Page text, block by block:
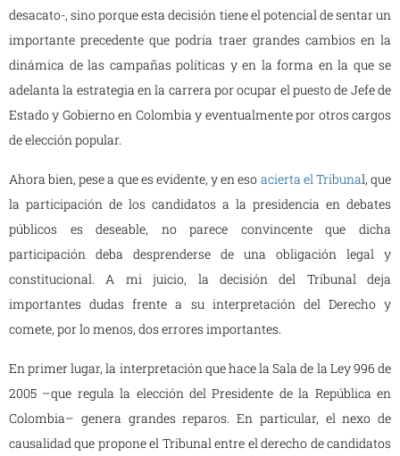
desacato-, sino porque esta decisión tiene el potencial de sentar un
importante precedente que podría traer grandes cambios en la
dinámica de las campañas políticas y en la forma en la que se
adelanta la estrategia en la carrera por ocupar el puesto de Jefe de
Estado y Gobierno en Colombia y eventualmente por otros cargos
de elección popular.
Ahora bien, pese a que es evidente, y en eso acierta el Tribunal, que
la participación de los candidatos a la presidencia en debates
públicos es deseable, no parece convincente que dicha
participación deba desprenderse de una obligación legal y
constitucional. A mi juicio, la decisión del Tribunal deja
importantes dudas frente a su interpretación del Derecho y
comete, por lo menos, dos errores importantes.
En primer lugar, la interpretación que hace la Sala de la Ley 996 de
2005 –que regula la elección del Presidente de la República en
Colombia– genera grandes reparos. En particular, el nexo de
causalidad que propone el Tribunal entre el derecho de candidatos